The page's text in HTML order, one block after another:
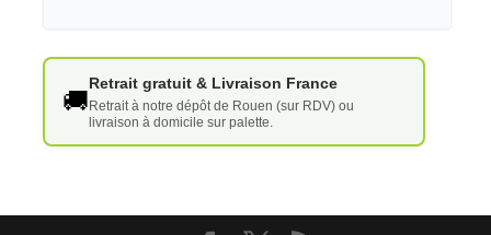
🚚
Retrait gratuit & Livraison France
Retrait à notre dépôt de Rouen (sur RDV) ou
livraison à domicile sur palette.